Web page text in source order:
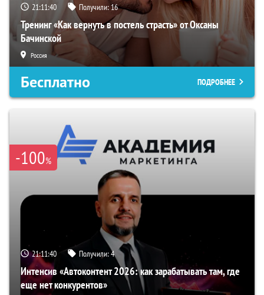
21:11:40 Получили:16
Тренинг «Как вернуть в постель страсть» от Оксаны
Бачинской
Россия
Бесплатно ПОДРОБНЕЕ
-100%
21:11:40 Получили:4
Интенсив «Автоконтент 2026: как зарабатывать там, где
еще нет конкурентов»